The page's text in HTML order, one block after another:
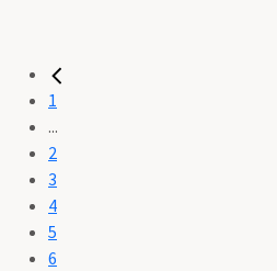
1
...
2
3
4
5
6